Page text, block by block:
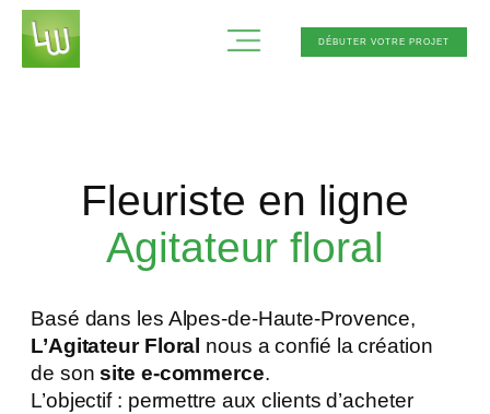
Aller
DÉBUTER VOTRE PROJET
Fleuriste en ligne
Agitateur floral
Basé dans les Alpes-de-Haute-Provence,
L’Agitateur Floral nous a confié la création
de sonsite e-commerce.
L’objectif : permettre aux clients d’acheter